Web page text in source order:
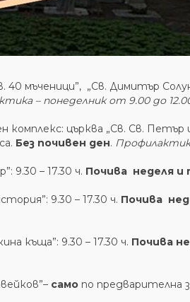
40 мъченици”, „Св. Димитър
– понеделник от 9.00 до
комплекс: църква „Св. Св.
Без почивен ден.
9.30 – 17.30 ч. Почива неделя и
9.30 – 17.30 ч. Почива
къща”: 9.30 – 17.30 ч. Почива
само по предварителна